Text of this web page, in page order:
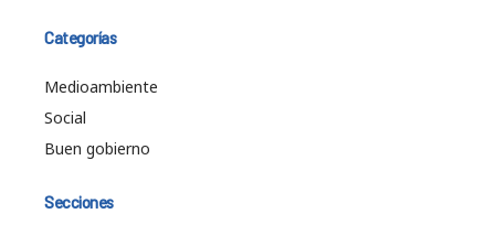
Categorías
Medioambiente
Social
Buen gobierno
Secciones